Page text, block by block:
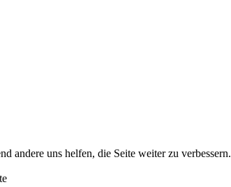
andere uns helfen, die Seite weiter zu verbessern.